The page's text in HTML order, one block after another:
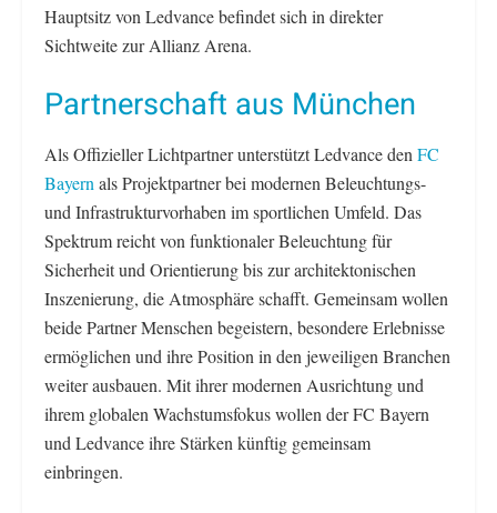
Hauptsitz von Ledvance befindet sich in direkter
Sichtweite zur Allianz Arena.
Partnerschaft aus München
Als Offizieller Lichtpartner unterstützt Ledvance den FC
Bayern als Projektpartner bei modernen Beleuchtungs-
und Infrastrukturvorhaben im sportlichen Umfeld. Das
Spektrum reicht von funktionaler Beleuchtung für
Sicherheit und Orientierung bis zur architektonischen
Inszenierung, die Atmosphäre schafft. Gemeinsam wollen
beide Partner Menschen begeistern, besondere Erlebnisse
ermöglichen und ihre Position in den jeweiligen Branchen
weiter ausbauen. Mit ihrer modernen Ausrichtung und
ihrem globalen Wachstumsfokus wollen der FC Bayern
und Ledvance ihre Stärken künftig gemeinsam
einbringen.